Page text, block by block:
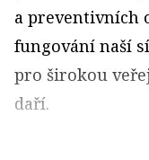
a preventivních
fungování naší
pro širokou
daří.